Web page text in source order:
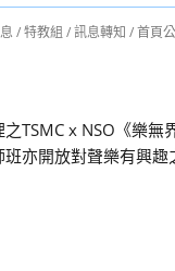
/特教組 /訊息轉知 /首頁
TSMC x NSO《樂
亦開放對聲樂有興